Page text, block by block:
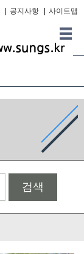
공지사항 사이트맵
검색